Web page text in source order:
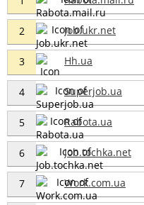
2 Job.ukr.net
3 Hh.ua
4 Superjob.ua
5 Rabota.ua
6 Job.tochka.net
7 Work.com.ua